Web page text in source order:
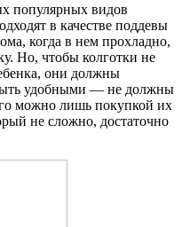
популярных видов
в качестве поддевы
когда в нем прохладно,
Но, чтобы колготки не
они должны
удобными — не должны
можно лишь покупкой их
не сложно, достаточно